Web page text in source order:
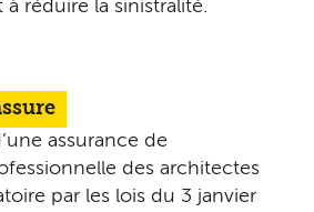
réduire la sinistralité.
assurance de
des architectes
par les lois du 3 janvier